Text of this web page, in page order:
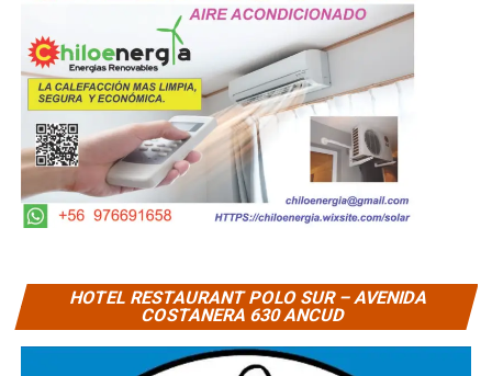
HOTEL RESTAURANT POLO SUR – AVENIDA
COSTANERA 630 ANCUD